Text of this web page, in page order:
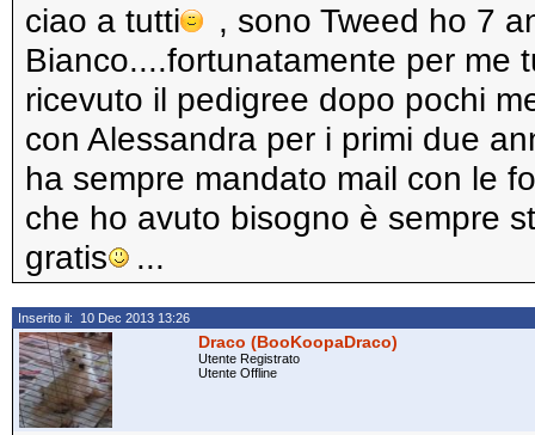
ciao a tutti
, sono Tweed ho 7
Bianco....fortunatamente per me
ricevuto il pedigree dopo pochi
con Alessandra per i primi due
ha sempre mandato mail con le
che ho avuto bisogno è sempre
gratis
...
Inserito il: 10 Dec 2013 13:26
Draco (BooKoopaDraco)
Utente Registrato
Utente Offline